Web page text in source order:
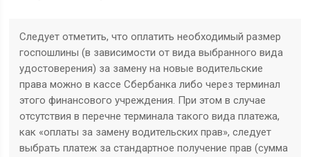
Следует отметить, что оплатить необходимый размер
госпошлины (в зависимости от вида выбранного вида
удостоверения) за замену на новые водительские
права можно в кассе Сбербанка либо через терминал
этого финансового учреждения. При этом в случае
отсутствия в перечне терминала такого вида платежа,
как «оплаты за замену водительских прав», следует
выбрать платеж за стандартное получение прав (сумма